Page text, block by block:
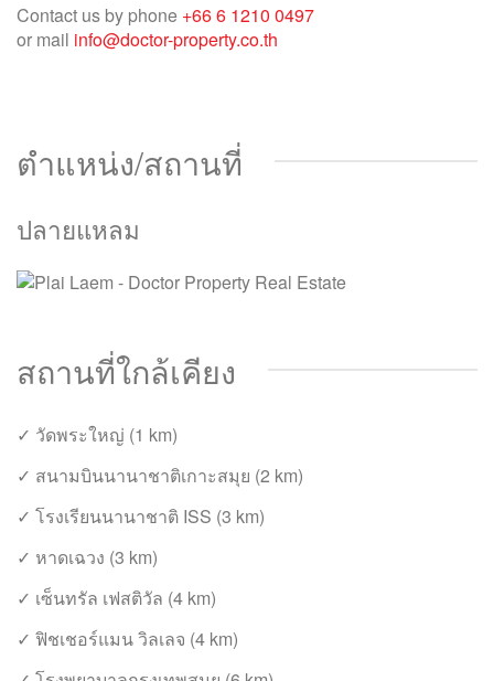
Contact us by phone +66 6 1210 0497
or mail info@doctor-property.co.th
ตำแหน่ง/สถานที่
ปลายแหลม
สถานที่ใกล้เคียง
✓ วัดพระใหญ่ (1 km)
✓ สนามบินนานาชาติเกาะสมุย (2 km)
✓ โรงเรียนนานาชาติ ISS (3 km)
✓ หาดเฉวง (3 km)
✓ เซ็นทรัล เฟสติวัล (4 km)
✓ ฟิชเชอร์แมน วิลเลจ (4 km)